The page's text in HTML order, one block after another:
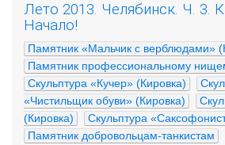
Лето 2013. Челябинск. Ч. 3.
Начало!
Памятник «Мальчик с верблюдами»
Памятник профессиональному
Скульптура «Кучер» (Кировка)
«Чистильщик обуви» (Кировка)
(Кировка)
Скульптура
Памятник добровольцам-танкистам